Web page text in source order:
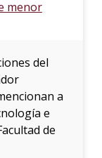
menor
del
a
e
de